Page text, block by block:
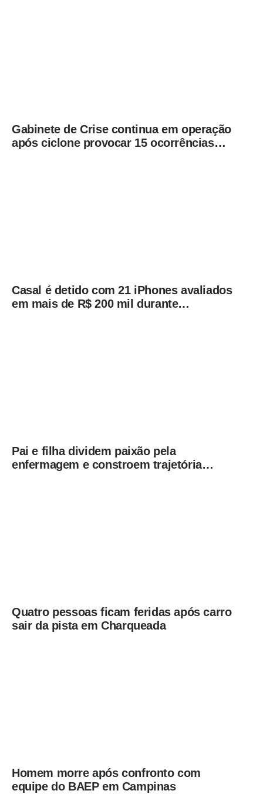
Gabinete de Crise continua em operação
após ciclone provocar 15 ocorrências
Casal é detido com 21 iPhones avaliados
em mais de R$ 200 mil durante
Pai e filha dividem paixão pela
enfermagem e constroem trajetória
Quatro pessoas ficam feridas após carro
sair da pista em Charqueada
Homem morre após confronto com
equipe do BAEP em Campinas